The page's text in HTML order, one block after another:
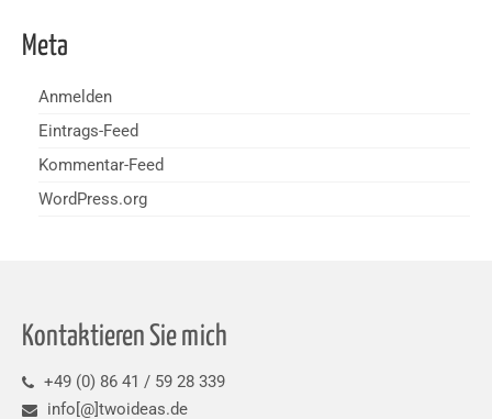
Meta
Anmelden
Eintrags-Feed
Kommentar-Feed
WordPress.org
Kontaktieren Sie mich
+49 (0) 86 41 / 59 28 339
info[@]twoideas.de